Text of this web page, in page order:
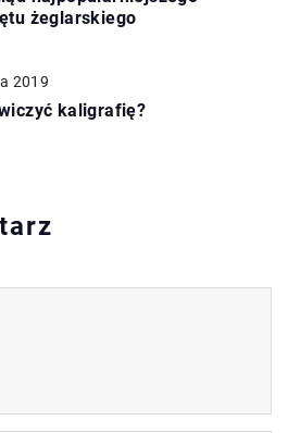
żeglarskiego
2019
kaligrafię?